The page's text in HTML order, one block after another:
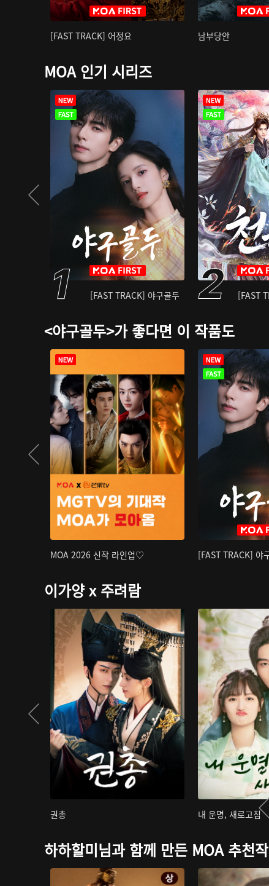
[FAST TRACK] 어정요 남부당안
MOA 인기 시리즈
[FAST TRACK] 야구골두 [FAST
<야구골두>가 좋다면 이 작품도
MOA 2026 신작 라인업♡ [FAST TRACK] 야
이가양 x 주려람
권총 내 운명, 새로고침
하하할미님과 함께 만든 MOA 추천작